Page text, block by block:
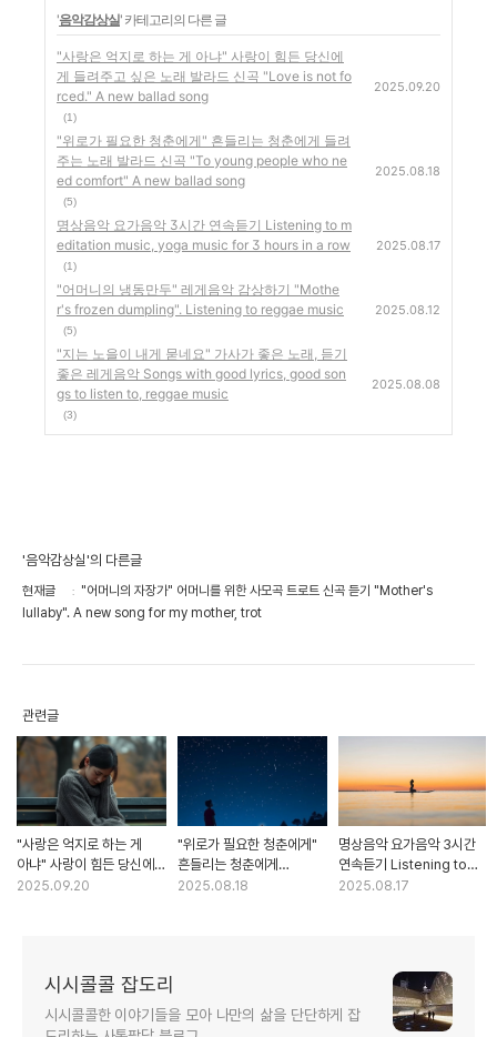
'음악감상실' 카테고리의 다른 글
"사랑은 억지로 하는 게 아냐" 사랑이 힘든 당신에
게 들려주고 싶은 노래 발라드 신곡 "Love is not fo
rced." A new ballad song
(1)
2025.09.20
"위로가 필요한 청춘에게" 흔들리는 청춘에게 들려
주는 노래 발라드 신곡 "To young people who ne
ed comfort" A new ballad song
(5)
2025.08.18
명상음악 요가음악 3시간 연속듣기 Listening to m
editation music, yoga music for 3 hours in a row
(1)
2025.08.17
"어머니의 냉동만두" 레게음악 감상하기 "Mothe
r's frozen dumpling". Listening to reggae music
(5)
2025.08.12
"지는 노을이 내게 묻네요" 가사가 좋은 노래, 듣기
좋은 레게음악 Songs with good lyrics, good son
gs to listen to, reggae music
(3)
2025.08.08
'음악감상실'의 다른글
현재글
"어머니의 자장가" 어머니를 위한 사모곡 트로트 신곡 듣기 "Mother's
lullaby". A new song for my mother, trot
관련글
"사랑은 억지로 하는 게
아냐" 사랑이 힘든 당신에게
들려주고 싶은 노래 발라드
2025.09.20
"위로가 필요한 청춘에게"
흔들리는 청춘에게
들려주는 노래 발라드 신곡
2025.08.18
명상음악 요가음악 3시간
연속듣기 Listening to
meditation music,
2025.08.17
시시콜콜 잡도리
시시콜콜한 이야기들을 모아 나만의 삶을 단단하게 잡